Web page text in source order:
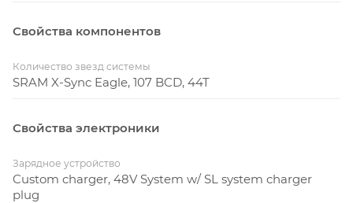
Свойства компонентов
Количество звезд системы
SRAM X-Sync Eagle, 107 BCD, 44T
Свойства электроники
Зарядное устройство
Custom charger, 48V System w/ SL system charger
plug